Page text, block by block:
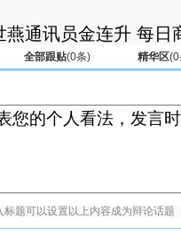
通讯员金连升 每日
全部跟贴(0条) 精华区(0